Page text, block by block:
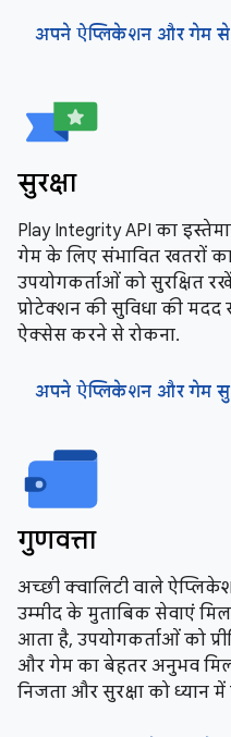
अपने ऐप्लिकेशन और गेम से
सुरक्षा
Play Integrity API का
गेम के लिए संभावित खतरों
उपयोगकर्ताओं को सुरक्षित
प्रोटेक्शन की सुविधा की
ऐक्सेस करने से रोकना.
अपने ऐप्लिकेशन और गेम
गुणवत्ता
अच्छी क्वालिटी वाले
उम्मीद के मुताबिक सेवाएं
आता है, उपयोगकर्ताओं को
और गेम का बेहतर अनुभव
निजता और सुरक्षा को ध्यान